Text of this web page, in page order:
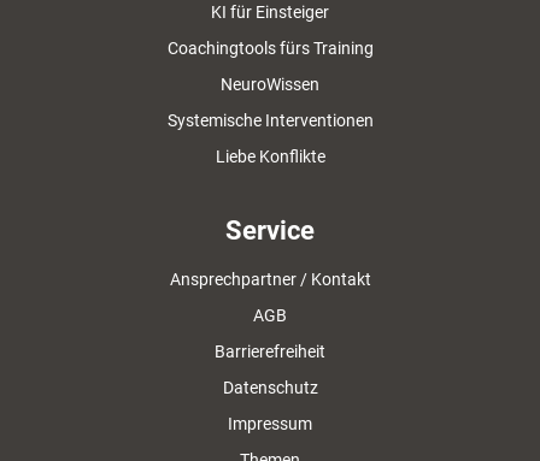
KI für Einsteiger
Coachingtools fürs Training
NeuroWissen
Systemische Interventionen
Liebe Konflikte
Service
Ansprechpartner / Kontakt
AGB
Barrierefreiheit
Datenschutz
Impressum